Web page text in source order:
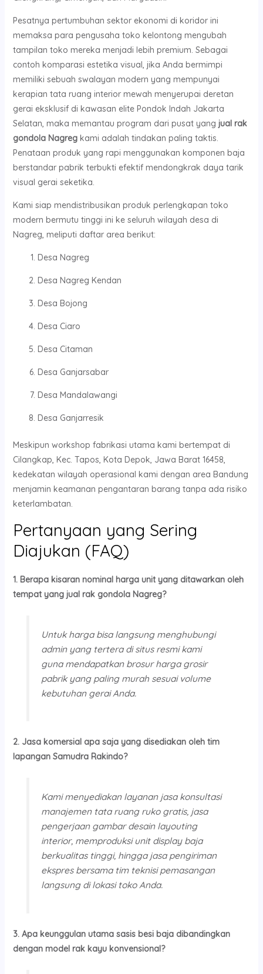
Pesatnya pertumbuhan sektor ekonomi di koridor ini
memaksa para pengusaha toko kelontong mengubah
tampilan toko mereka menjadi lebih premium. Sebagai
contoh komparasi estetika visual, jika Anda bermimpi
memiliki sebuah swalayan modern yang mempunyai
kerapian tata ruang interior mewah menyerupai deretan
gerai eksklusif di kawasan elite Pondok Indah Jakarta
Selatan, maka memantau program dari pusat yang jual rak
gondola Nagregkami adalah tindakan paling taktis.
Penataan produk yang rapi menggunakan komponen baja
berstandar pabrik terbukti efektif mendongkrak daya tarik
visual gerai seketika.
Kami siap mendistribusikan produk perlengkapan toko
modern bermutu tinggi ini ke seluruh wilayah desa di
Nagreg, meliputi daftar area berikut:
Desa Nagreg
Desa Nagreg Kendan
Desa Bojong
Desa Ciaro
Desa Citaman
Desa Ganjarsabar
Desa Mandalawangi
Desa Ganjarresik
Meskipun workshop fabrikasi utama kami bertempat di
Cilangkap, Kec. Tapos, Kota Depok, Jawa Barat 16458,
kedekatan wilayah operasional kami dengan area Bandung
menjamin keamanan pengantaran barang tanpa ada risiko
keterlambatan.
Pertanyaan yang Sering
Diajukan (FAQ)
1. Berapa kisaran nominal harga unit yang ditawarkan oleh
tempat yang jual rak gondola Nagreg?
Untuk harga bisa langsung menghubungi
admin yang tertera di situs resmi kami
guna mendapatkan brosur harga grosir
pabrik yang paling murah sesuai volume
kebutuhan gerai Anda.
2. Jasa komersial apa saja yang disediakan oleh tim
lapangan Samudra Rakindo?
Kami menyediakan layanan jasa konsultasi
manajemen tata ruang ruko gratis, jasa
pengerjaan gambar desain layouting
interior, memproduksi unit display baja
berkualitas tinggi, hingga jasa pengiriman
ekspres bersama tim teknisi pemasangan
langsung di lokasi toko Anda.
3. Apa keunggulan utama sasis besi baja dibandingkan
dengan model rak kayu konvensional?